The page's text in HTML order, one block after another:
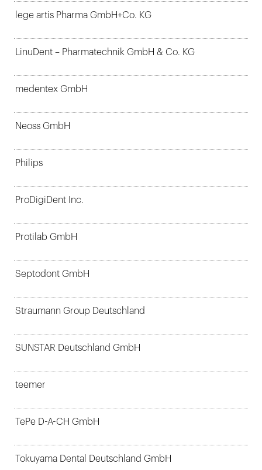
lege artis Pharma GmbH+Co. KG
LinuDent – Pharmatechnik GmbH & Co. KG
medentex GmbH
Neoss GmbH
Philips
ProDigiDent Inc.
Protilab GmbH
Septodont GmbH
Straumann Group Deutschland
SUNSTAR Deutschland GmbH
teemer
TePe D-A-CH GmbH
Tokuyama Dental Deutschland GmbH